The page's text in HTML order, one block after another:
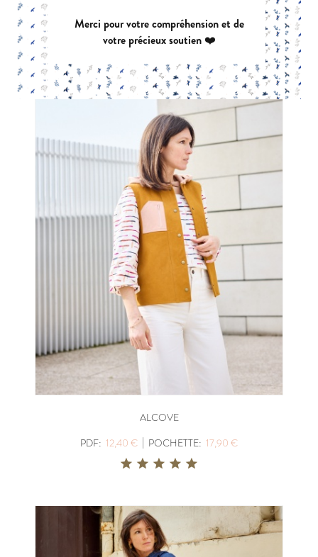
ALCOVE
PDF: 12,40 € | POCHETTE: 17,90 €
Merci pour votre compréhension et de
votre précieux soutien ❤️